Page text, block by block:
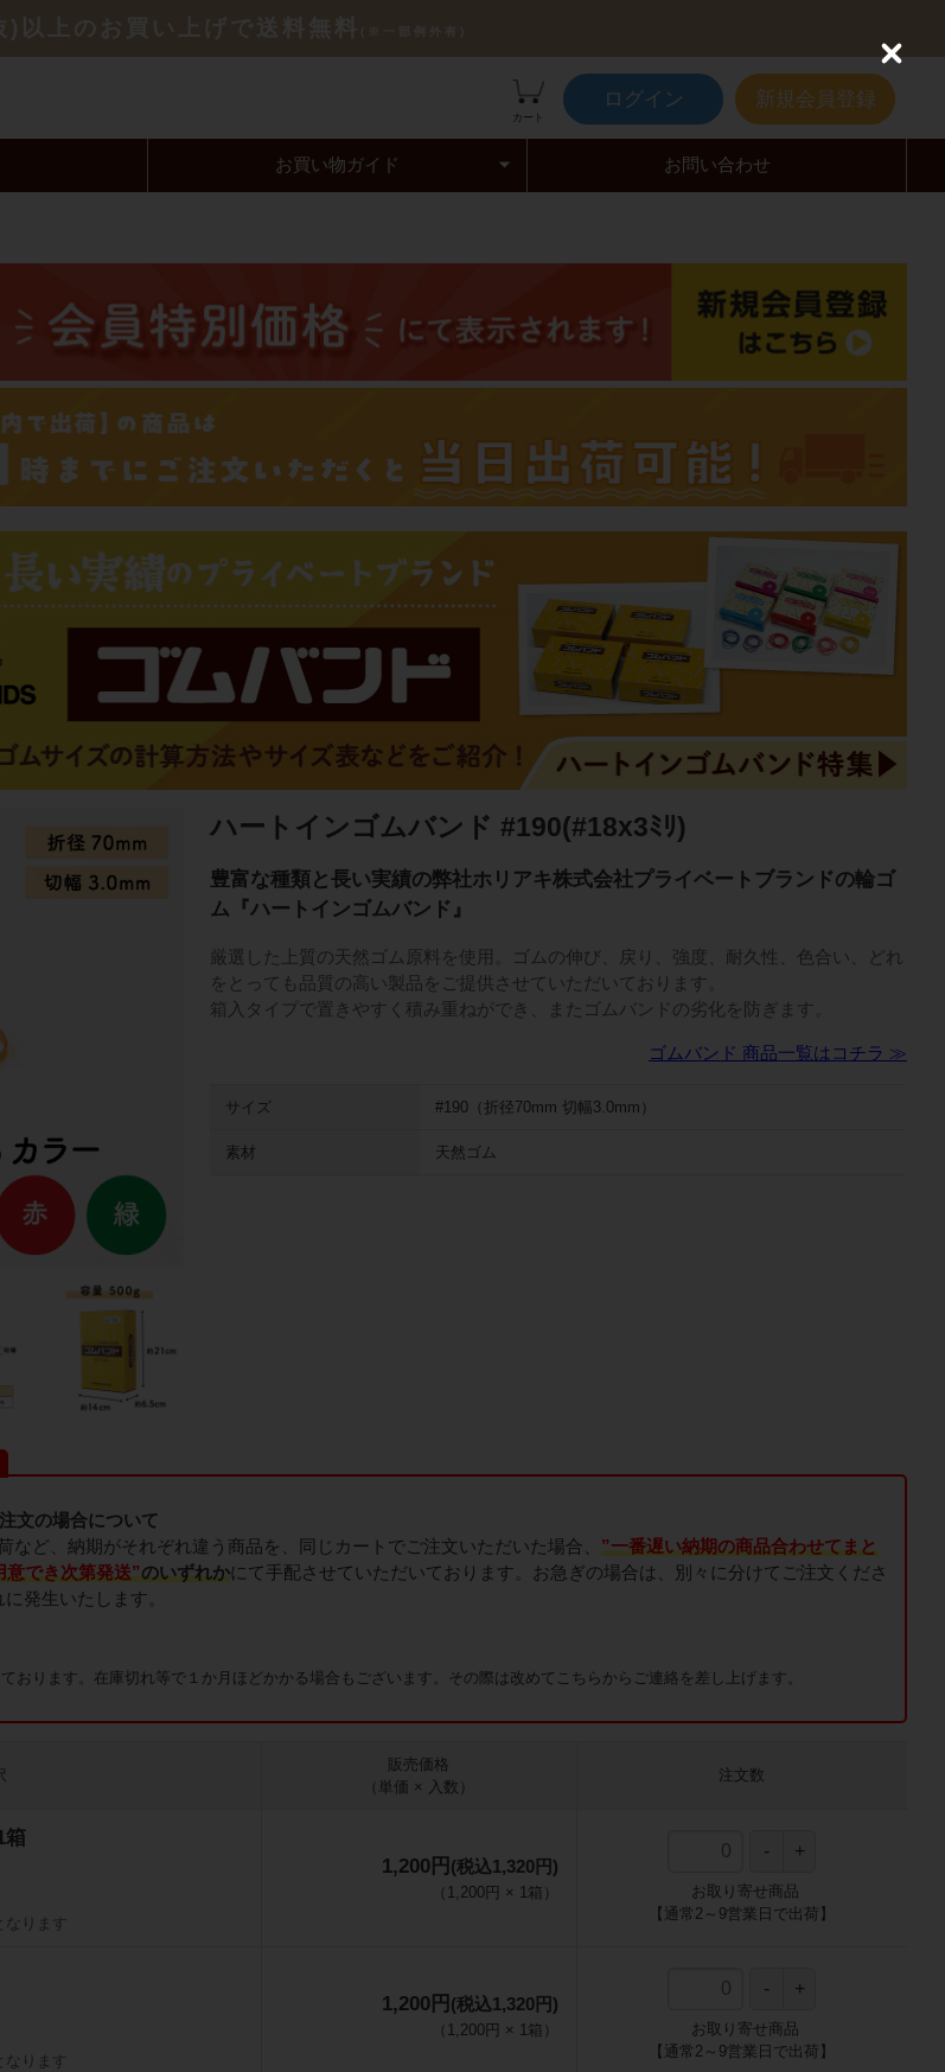
カート
ログイン 新規会員登録
お買い物ガイド お問い合わせ
ハートインゴムバンド #190(#18x3ﾐﾘ)
豊富な種類と長い実績の弊社ホリアキ株式会社プライベートブランドの輪ゴ
ム『ハートインゴムバンド』
厳選した上質の天然ゴム原料を使用。ゴムの伸び、戻り、強度、耐久性、色合い、どれ
をとっても品質の高い製品をご提供させていただいております。
箱入タイプで置きやすく積み重ねができ、またゴムバンドの劣化を防ぎます。
ゴムバンド 商品一覧はコチラ ≫
サイズ #190（折径70mm 切幅3.0mm）
素材 天然ゴム
文の場合について
など、納期がそれぞれ違う商品を、同じカートでご注文いただいた場合、 ”一番遅い納期の商品合わせてまと
意でき次第発送”のいずれかにて手配させていただいております。お急ぎの場合は、別々に分けてご注文くださ
発生いたします。
おります。在庫切れ等で１か月ほどかかる場合もございます。その際は改めてこちらからご連絡を差し上げます。
販売価格
（単価 × 入数）
注文数
箱
ります
1,200円 (税込1,320円)
（ 1,200円 × 1 箱 ）
お取り寄せ商品
【通常2～9営業日で出荷】
ります
1,200円 (税込1,320円)
（ 1,200円 × 1 箱 ）
お取り寄せ商品
【通常2～9営業日で出荷】
C
l
o
e